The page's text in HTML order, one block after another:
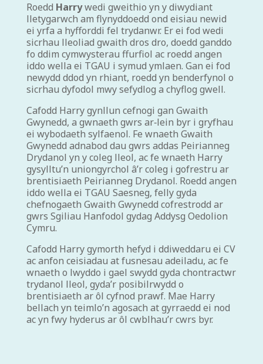
Roedd Harrywedi gweithio yn y diwydiant
lletygarwch am flynyddoedd ond eisiau newid
ei yrfa a hyfforddi fel trydanwr. Er ei fod wedi
sicrhau lleoliad gwaith dros dro, doedd ganddo
fo ddim cymwysterau ffurfiol ac roedd angen
iddo wella ei TGAU i symud ymlaen. Gan ei fod
newydd ddod yn rhiant, roedd yn benderfynol o
sicrhau dyfodol mwy sefydlog a chyflog gwell.
Cafodd Harry gynllun cefnogi gan Gwaith
Gwynedd, a gwnaeth gwrs ar‑lein byr i gryfhau
ei wybodaeth sylfaenol. Fe wnaeth Gwaith
Gwynedd adnabod dau gwrs addas Peirianneg
Drydanol yn y coleg lleol, ac fe wnaeth Harry
gysylltu’n uniongyrchol â’r coleg i gofrestru ar
brentisiaeth Peirianneg Drydanol. Roedd angen
iddo wella ei TGAU Saesneg, felly gyda
chefnogaeth Gwaith Gwynedd cofrestrodd ar
gwrs Sgiliau Hanfodol gydag Addysg Oedolion
Cymru.
Cafodd Harry gymorth hefyd i ddiweddaru ei CV
ac anfon ceisiadau at fusnesau adeiladu, ac fe
wnaeth o lwyddo i gael swydd gyda chontractwr
trydanol lleol, gyda’r posibilrwydd o
brentisiaeth ar ôl cyfnod prawf. Mae Harry
bellach yn teimlo’n agosach at gyrraedd ei nod
ac yn fwy hyderus ar ôl cwblhau’r cwrs byr.